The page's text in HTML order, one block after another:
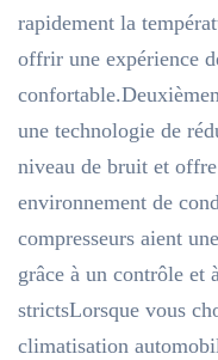
rapidement la
offrir une expérience
une technologie de
niveau de bruit et
environnement de
compresseurs aient
grâce à un contrôle et
strictsLorsque vous
climatisation